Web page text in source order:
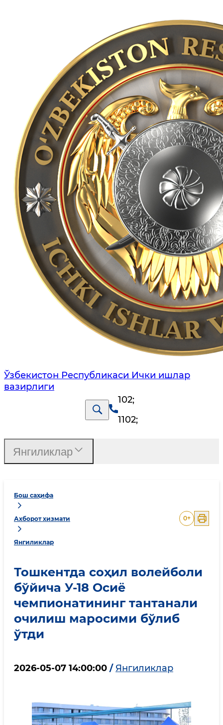
Ўзбекистон Республикаси Ички ишлар
вазирлиги
102;
1102;
Бош саҳифа
Ахборот хизмати
Янгиликлар
0+
Тошкентда соҳил волейболи
бўйича У-18 Осиё
чемпионатининг тантанали
очилиш маросими бўлиб
ўтди
2026-05-07 14:00:00 / Янгиликлар
Янгиликлар